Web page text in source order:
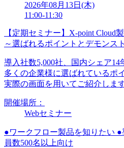
2026年08月13日(木)
11:00-11:30
【定期セミナー】X-point Cloud
～選ばれるポイントとデモンス
導入社数5,000社、国内シェア14
多くの企業様に選ばれているポ
実際の画面を用いてご紹介します
開催場所：
Webセミナー
●ワークフロー製品を知りたい ●
員数500名以上向け